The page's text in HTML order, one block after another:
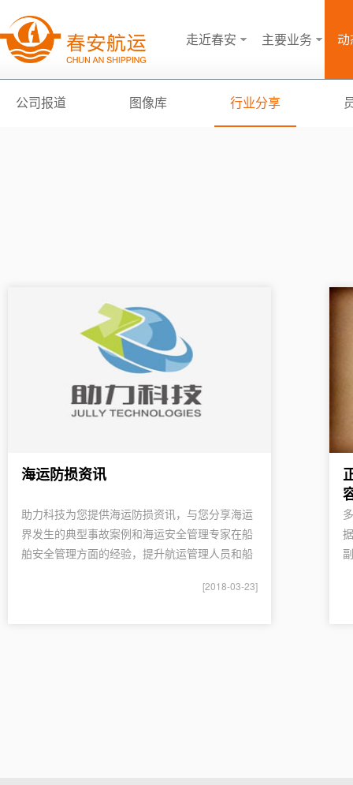
走近春安 主要业务 动
公司报道 图像库 行业分享
海运防损资讯
助力科技为您提供海运防损资讯，与您分享海运
界发生的典型事故案例和海运安全管理专家在船
舶安全管理方面的经验，提升航运管理人员和船
[2018-03-23]